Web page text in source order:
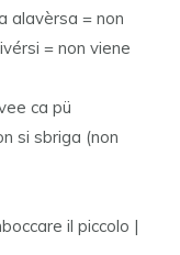
alavèrsa = non
= non viene
ca pü
si sbriga (non
il piccolo |